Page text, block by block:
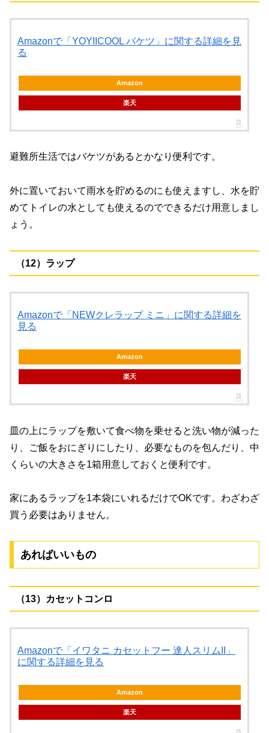
Amazonで「YOYIICOOL バケツ」に関する詳細を見
る
Amazon
楽天
避難所生活ではバケツがあるとかなり便利です。
外に置いておいて雨水を貯めるのにも使えますし、水を貯
めてトイレの水としても使えるのでできるだけ用意しまし
ょう。
（12）ラップ
Amazonで「NEWクレラップ ミニ」に関する詳細を
見る
Amazon
楽天
皿の上にラップを敷いて食べ物を乗せると洗い物が減った
り、ご飯をおにぎりにしたり、必要なものを包んだり、中
くらいの大きさを1箱用意しておくと便利です。
家にあるラップを1本袋にいれるだけでOKです。わざわざ
買う必要はありません。
あればいいもの
（13）カセットコンロ
Amazonで「イワタニ カセットフー 達人スリムII」
に関する詳細を見る
Amazon
楽天